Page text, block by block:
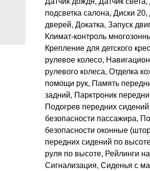
подсветка салона, Диски
дверей, Докатка, Запуск
Климат-контроль
Крепление для детского
рулевое колесо,
рулевого колеса, Отделка
помощи рук, Память
задний, Парктроник
Подогрев передних
безопасности пассажира,
безопасности оконные
передних сидений по
руля по высоте, Рейлинги
Сигнализация, Сиденья с